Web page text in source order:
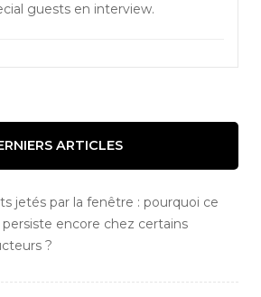
guests en interview.
ARTICLES
jetés par la fenêtre : pourquoi ce
encore chez certains
?